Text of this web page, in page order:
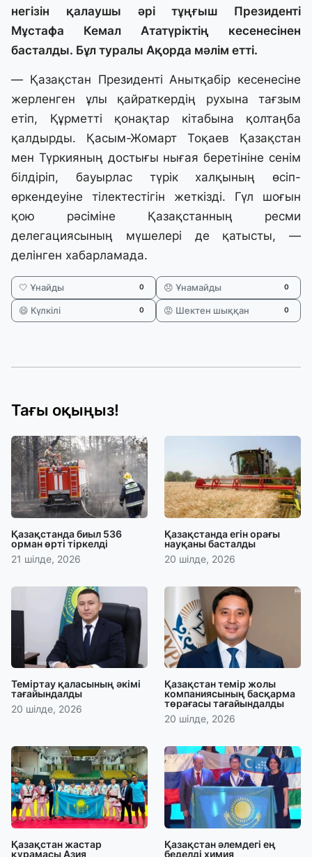
негізін қалаушы әрі тұңғыш Президенті
Мұстафа Кемал Ататүріктің кесенесінен
басталды. Бұл туралы Ақорда мәлім етті.
— Қазақстан Президенті Анытқабір кесенесіне
жерленген ұлы қайраткердің рухына тағзым
етіп, Құрметті қонақтар кітабына қолтаңба
қалдырды. Қасым-Жомарт Тоқаев Қазақстан
мен Түркияның достығы нығая беретініне сенім
білдіріп, бауырлас түрік халқының өсіп-
өркендеуіне тілектестігін жеткізді. Гүл шоғын
қою рәсіміне Қазақстанның ресми
делегациясының мүшелері де қатысты, —
делінген хабарламада.
🤍 Ұнайды 0 😞 Ұнамайды 0
😄 Күлкілі 0 😡 Шектен шыққан 0
Тағы оқыңыз!
Қазақстанда биыл 536
орман өрті тіркелді
21 шілде, 2026
Қазақстанда егін орағы
науқаны басталды
20 шілде, 2026
Теміртау қаласының әкімі
тағайындалды
20 шілде, 2026
Қазақстан темір жолы
компаниясының басқарма
төрағасы тағайындалды
20 шілде, 2026
Қазақстан жастар
құрамасы Азия
Қазақстан әлемдегі ең
беделді химия